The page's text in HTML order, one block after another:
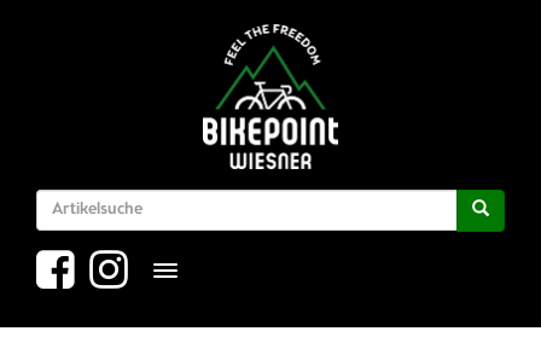
Toggle navigation